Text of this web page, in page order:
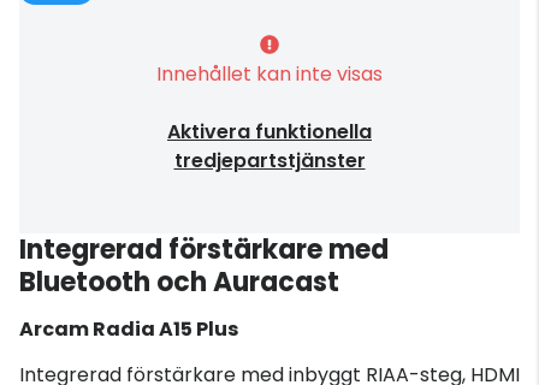
Innehållet kan inte visas
Aktivera funktionella
tredjepartstjänster
Integrerad förstärkare med
Bluetooth och Auracast
ArcamRadia A15 Plus
Integrerad förstärkare med inbyggt RIAA-steg, HDMI